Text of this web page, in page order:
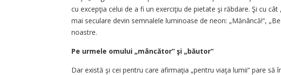
cu excepţia celui de a fi un exerciţiu de pietate şi răbdare. Şi cu
mai seculare devin semnalele luminoase de neon: „Mănâncă!“,
noastre.
Pe urmele omului „mâncător“ şi „băutor“
Dar există şi cei pentru care afirmaţia „pentru viaţa lumii“ pare să